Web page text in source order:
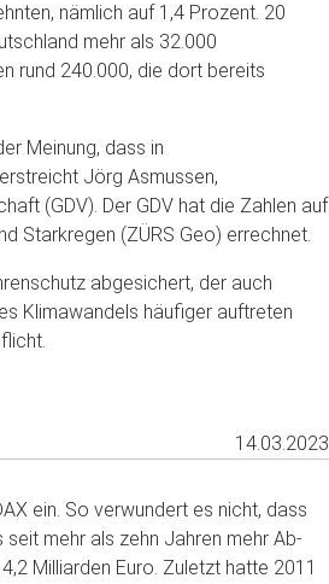
nämlich auf 1,4 Prozent. 20
mehr als 32.000
rund 240.000, die dort bereits
Meinung, dass in
Jörg Asmussen,
(GDV). Der GDV hat die Zahlen auf
Starkregen (ZÜRS Geo) errechnet.
abgesichert, der auch
Klimawandels häufiger auftreten
14.03.2023
ein. So verwundert es nicht, dass
mehr als zehn Jahren mehr Ab-
Milliarden Euro. Zuletzt hatte 2011